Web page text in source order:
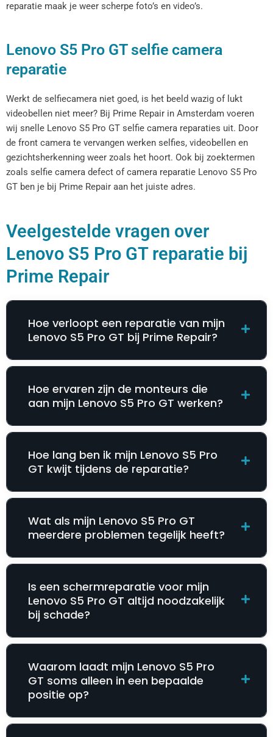
reparatie maak je weer scherpe foto’s en video’s.
Lenovo S5 Pro GT selfie camera
reparatie
Werkt de selfiecamera niet goed, is het beeld wazig of lukt
videobellen niet meer? Bij Prime Repair in Amsterdam voeren
wij snelle Lenovo S5 Pro GT selfie camera reparaties uit. Door
de front camera te vervangen werken selfies, videobellen en
gezichtsherkenning weer zoals het hoort. Ook bij zoektermen
zoals selfie camera defect of camera reparatie Lenovo S5 Pro
GT ben je bij Prime Repair aan het juiste adres.
Veelgestelde vragen over
Lenovo S5 Pro GT reparatie bij
Prime Repair
Hoe verloopt een reparatie van mijn
Lenovo S5 Pro GT bij Prime Repair?
Hoe ervaren zijn de monteurs die
aan mijn Lenovo S5 Pro GT werken?
Hoe lang ben ik mijn Lenovo S5 Pro
GT kwijt tijdens de reparatie?
Wat als mijn Lenovo S5 Pro GT
meerdere problemen tegelijk heeft?
Is een schermreparatie voor mijn
Lenovo S5 Pro GT altijd noodzakelijk
bij schade?
Waarom laadt mijn Lenovo S5 Pro
GT soms alleen in een bepaalde
positie op?